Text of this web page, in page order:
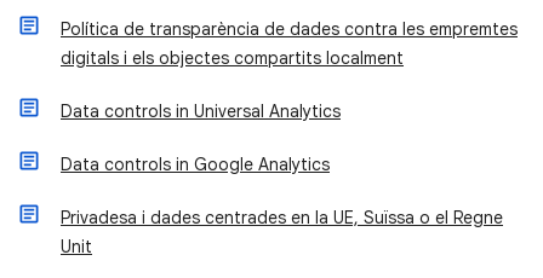
Política de transparència de dades contra les empremtes
digitals i els objectes compartits localment
Data controls in Universal Analytics
Data controls in Google Analytics
Privadesa i dades centrades en la UE, Suïssa o el Regne
Unit